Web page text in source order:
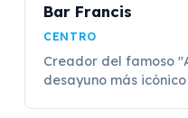
Bar Francis
CENTRO
Creador del famoso
desayuno más